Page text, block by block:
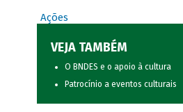
Ações
VEJA TAMBÉM
O BNDES e o apoio à cultura
Patrocínio a eventos culturais